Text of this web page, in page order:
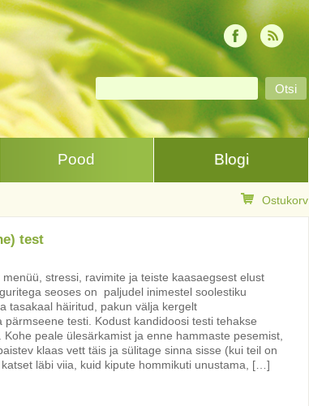
Pood Blogi
Ostukorv
test
menüü, stressi, ravimite ja teiste kaasaegsest elust
seoses on paljudel inimestel soolestiku
tasakaal häiritud, pakun välja kergelt
pärmseene testi. Kodust kandidoosi testi tehakse
Kohe peale ülesärkamist ja enne hammaste pesemist,
klaas vett täis ja sülitage sinna sisse (kui teil on
läbi viia, kuid kipute hommikuti unustama, […]